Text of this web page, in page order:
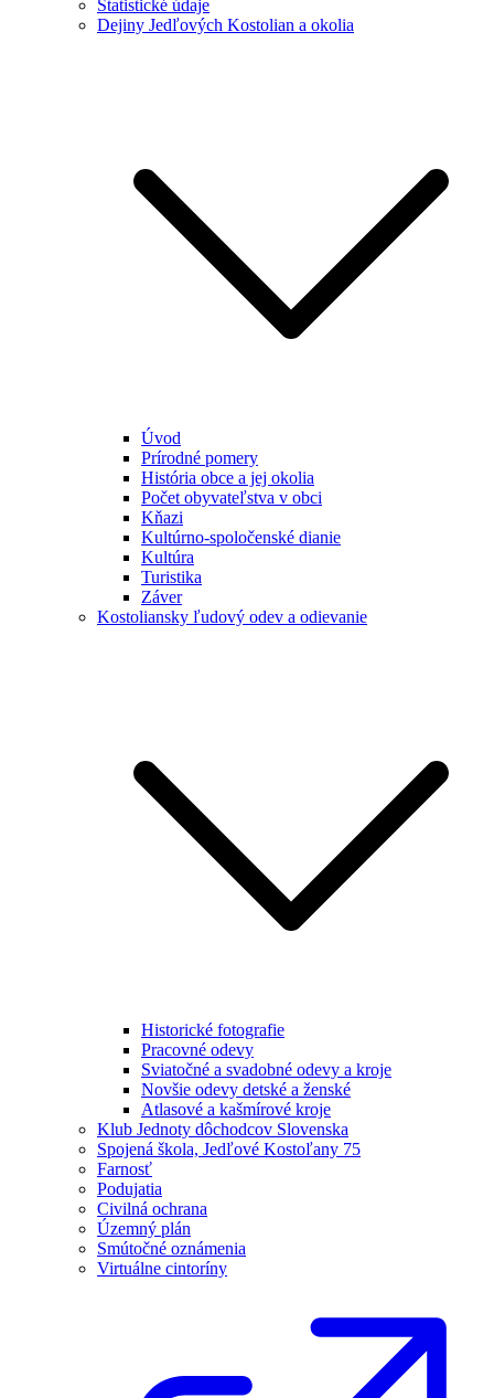
Štatistické údaje
Dejiny Jedľových Kostolian a okolia
Úvod
Prírodné pomery
História obce a jej okolia
Počet obyvateľstva v obci
Kňazi
Kultúrno-spoločenské dianie
Kultúra
Turistika
Záver
Kostoliansky ľudový odev a odievanie
Historické fotografie
Pracovné odevy
Sviatočné a svadobné odevy a kroje
Novšie odevy detské a ženské
Atlasové a kašmírové kroje
Klub Jednoty dôchodcov Slovenska
Spojená škola, Jedľové Kostoľany 75
Farnosť
Podujatia
Civilná ochrana
Územný plán
Smútočné oznámenia
Virtuálne cintoríny